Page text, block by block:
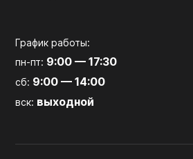
График работы:
пн-пт: 9:00 — 17:30
сб: 9:00 — 14:00
вск: выходной